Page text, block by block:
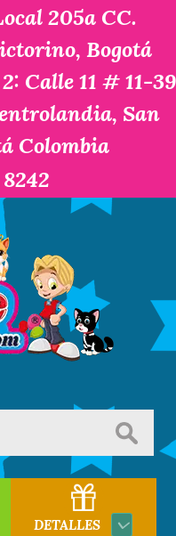
205a CC.
Bogotá
Calle 11 # 11-39
San
Colombia
DETALLES